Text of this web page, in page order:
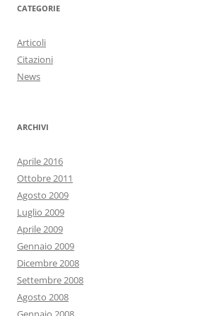
CATEGORIE
Articoli
Citazioni
News
ARCHIVI
Aprile 2016
Ottobre 2011
Agosto 2009
Luglio 2009
Aprile 2009
Gennaio 2009
Dicembre 2008
Settembre 2008
Agosto 2008